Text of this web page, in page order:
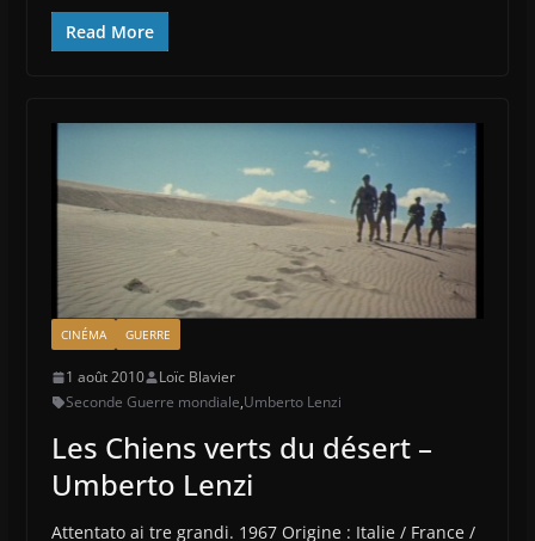
Read More
CINÉMA GUERRE
1 août 2010
Loïc Blavier
Seconde Guerre mondiale,Umberto Lenzi
Les Chiens verts du désert –
Umberto Lenzi
Attentato ai tre grandi. 1967 Origine : Italie / France /